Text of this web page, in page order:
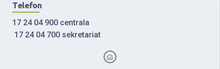
Telefon
17 24 04 900 centrala
17 24 04 700 sekretariat